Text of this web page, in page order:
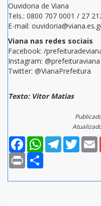
Ouvidoria de Viana
Tels.: 0800 707 0001 / 27
E-mail:
Viana nas redes sociais
Facebook: /
Instagram: @prefeituraviana
Twitter: @VianaPrefeitura
Texto: Vitor Matias
FacebookWhatsAppTelegram
Print